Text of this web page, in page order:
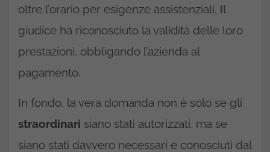
oltre l’orario per esigenze assistenziali. Il
giudice ha riconosciuto la validità delle loro
prestazioni, obbligando l’azienda al
pagamento.
In fondo, la vera domanda non è solo se gli
straordinari siano stati autorizzati, ma se
siano stati davvero necessari e conosciuti dal